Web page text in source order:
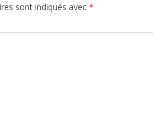
sont indiqués avec *